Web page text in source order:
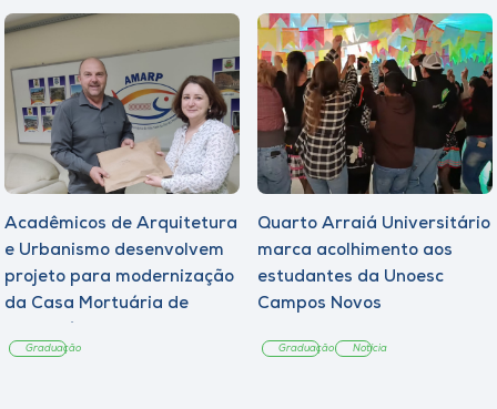
Acadêmicos de Arquitetura
e Urbanismo desenvolvem
projeto para modernização
da Casa Mortuária de
Graduação
Quarto Arraiá Universitário
marca acolhimento aos
estudantes da Unoesc
Campos Novos
Graduação Notícia